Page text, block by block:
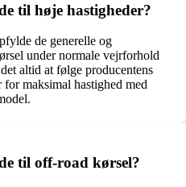
til høje hastigheder?
de generelle og
under normale vejrforhold
altid at følge producentens
maksimal hastighed med
til off-road kørsel?